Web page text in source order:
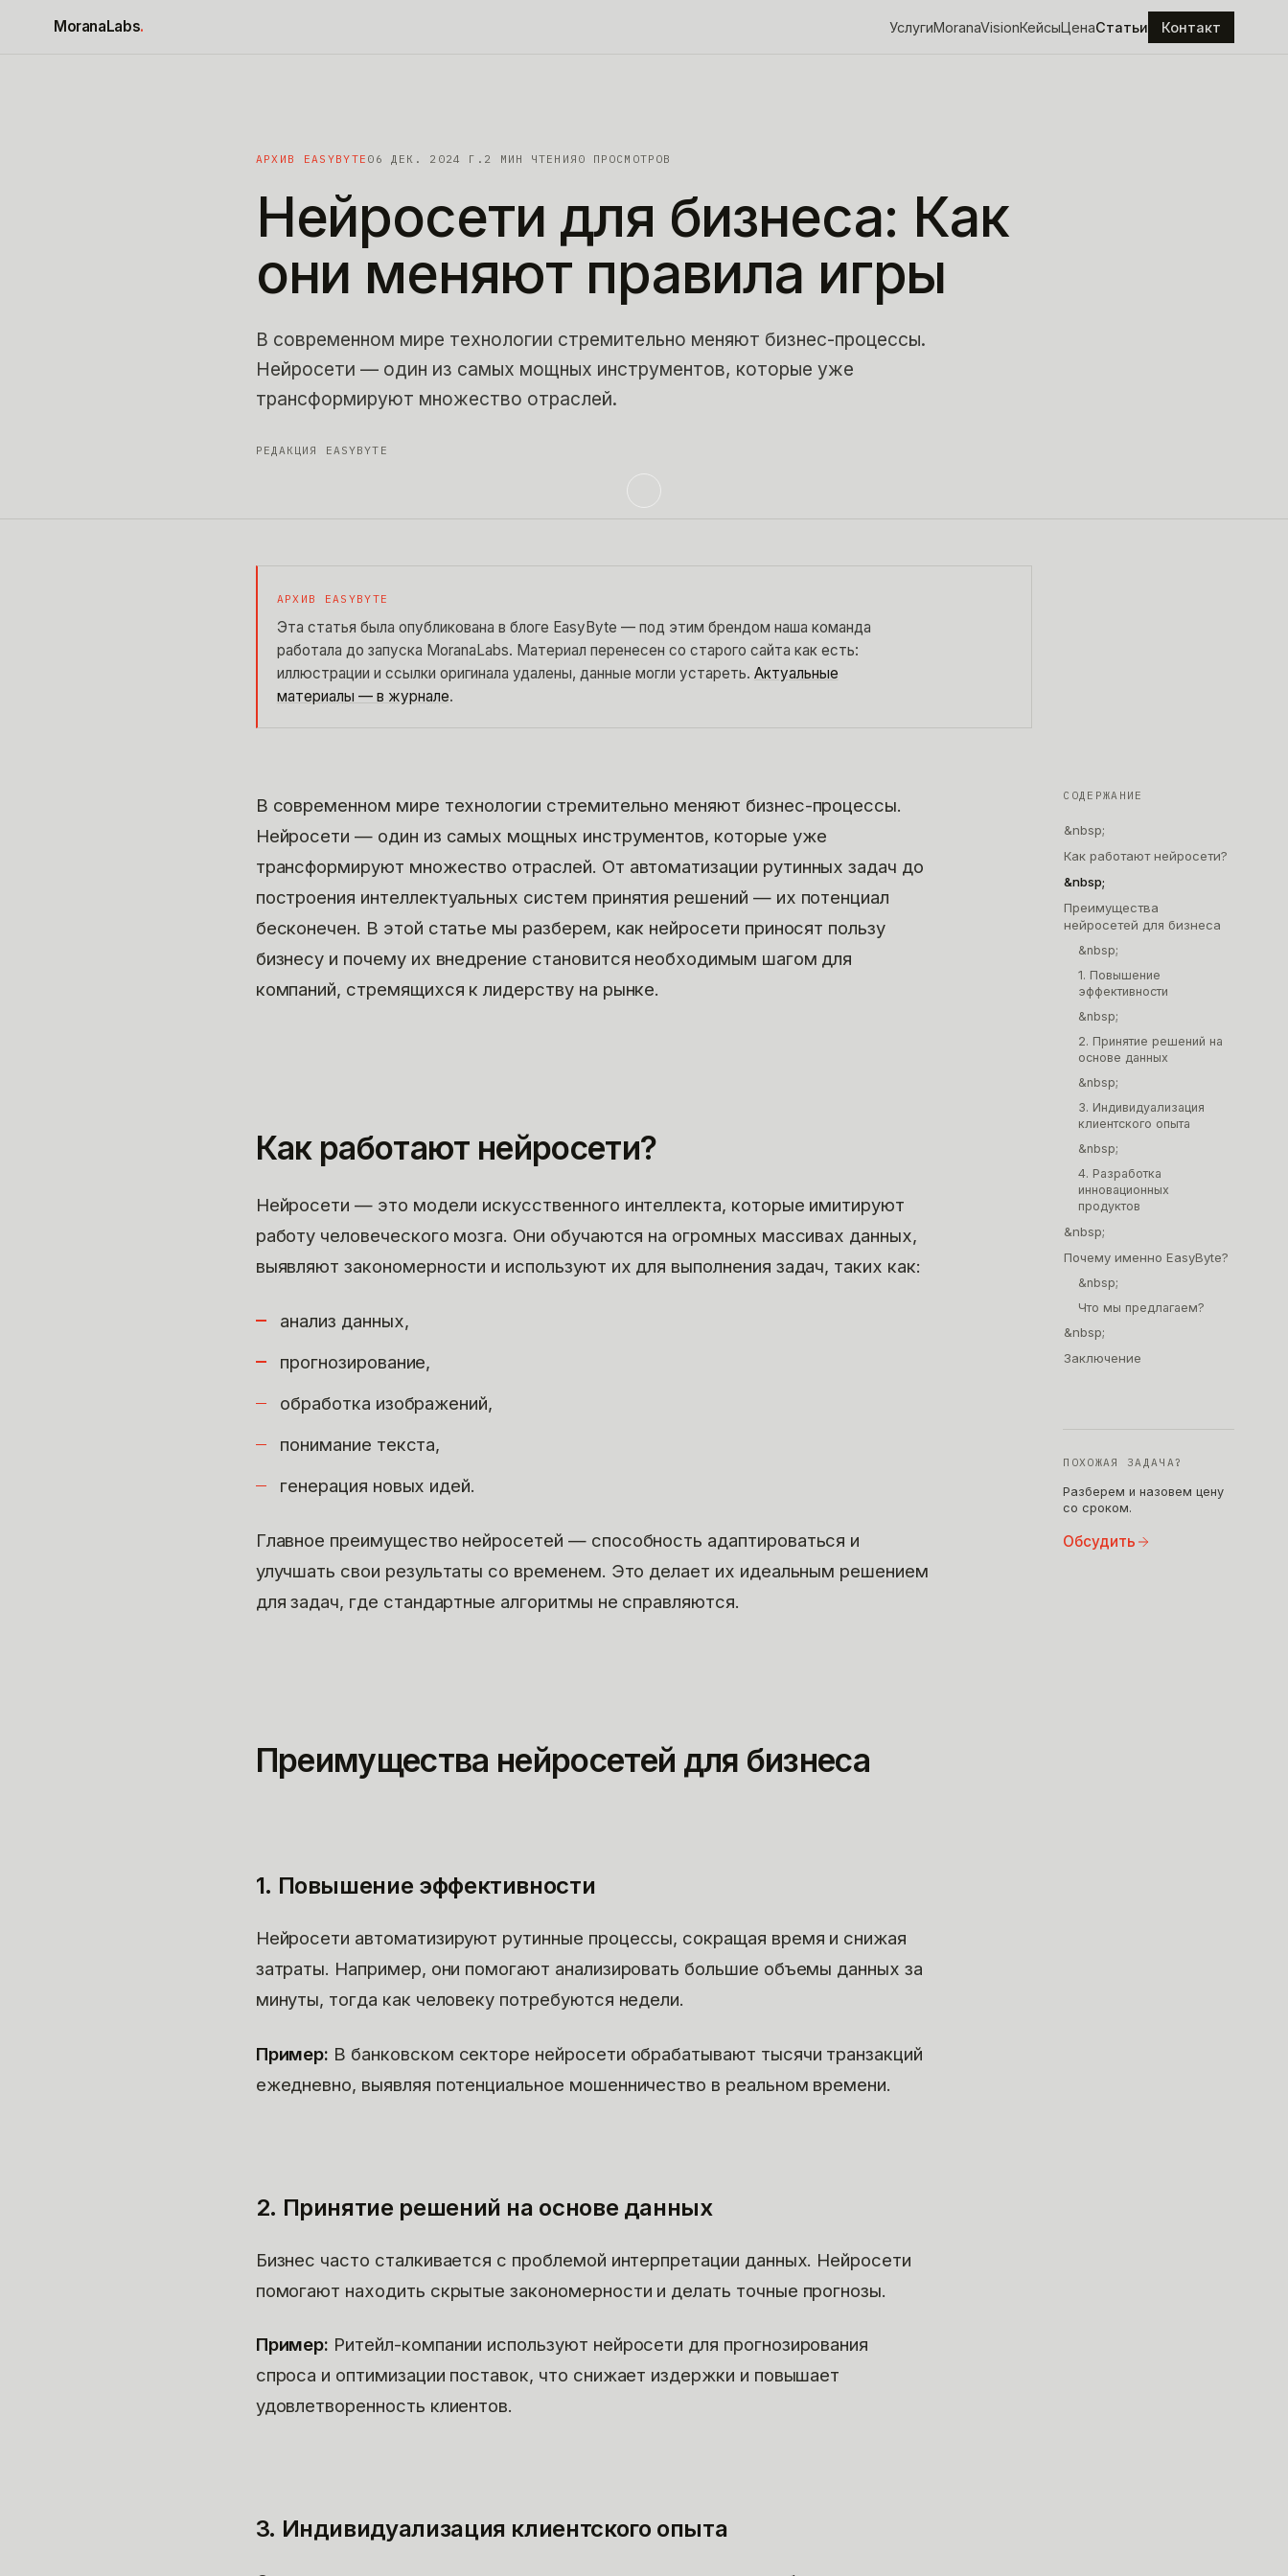
MoranaLabs. УслугиMoranaVisionКейсыЦенаСтатьи Контакт
АРХИВ EASYBYTE 06 ДЕК. 2024 Г. 2 МИН ЧТЕНИЯ 0 ПРОСМОТРОВ
Нейросети для бизнеса: Как
они меняют правила игры
В современном мире технологии стремительно меняют бизнес-процессы.
Нейросети — один из самых мощных инструментов, которые уже
трансформируют множество отраслей.
РЕДАКЦИЯ EASYBYTE
АРХИВ EASYBYTE
Эта статья была опубликована в блоге EasyByte — под этим брендом наша команда
работала до запуска MoranaLabs. Материал перенесен со старого сайта как есть:
иллюстрации и ссылки оригинала удалены, данные могли устареть. Актуальные
материалы — в журнале.
В современном мире технологии стремительно меняют бизнес-процессы.
Нейросети — один из самых мощных инструментов, которые уже
трансформируют множество отраслей. От автоматизации рутинных задач до
построения интеллектуальных систем принятия решений — их потенциал
бесконечен. В этой статье мы разберем, как нейросети приносят пользу
бизнесу и почему их внедрение становится необходимым шагом для
компаний, стремящихся к лидерству на рынке.
Как работают нейросети?
Нейросети — это модели искусственного интеллекта, которые имитируют
работу человеческого мозга. Они обучаются на огромных массивах данных,
выявляют закономерности и используют их для выполнения задач, таких как:
анализ данных,
прогнозирование,
обработка изображений,
понимание текста,
генерация новых идей.
Главное преимущество нейросетей — способность адаптироваться и
улучшать свои результаты со временем. Это делает их идеальным решением
для задач, где стандартные алгоритмы не справляются.
Преимущества нейросетей для бизнеса
1. Повышение эффективности
Нейросети автоматизируют рутинные процессы, сокращая время и снижая
затраты. Например, они помогают анализировать большие объемы данных за
минуты, тогда как человеку потребуются недели.
Пример: В банковском секторе нейросети обрабатывают тысячи транзакций
ежедневно, выявляя потенциальное мошенничество в реальном времени.
2. Принятие решений на основе данных
Бизнес часто сталкивается с проблемой интерпретации данных. Нейросети
помогают находить скрытые закономерности и делать точные прогнозы.
Пример: Ритейл-компании используют нейросети для прогнозирования
спроса и оптимизации поставок, что снижает издержки и повышает
удовлетворенность клиентов.
3. Индивидуализация клиентского опыта
СОДЕРЖАНИЕ
&nbsp;
Как работают нейросети?
&nbsp;
Преимущества
нейросетей для бизнеса
&nbsp;
1. Повышение
эффективности
&nbsp;
2. Принятие решений на
основе данных
&nbsp;
3. Индивидуализация
клиентского опыта
&nbsp;
4. Разработка
инновационных
продуктов
&nbsp;
Почему именно EasyByte?
&nbsp;
Что мы предлагаем?
&nbsp;
Заключение
ПОХОЖАЯ ЗАДАЧА?
Разберем и назовем цену
со сроком.
Обсудить